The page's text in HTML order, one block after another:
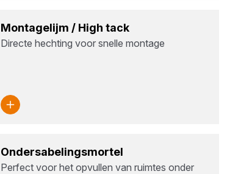
Mon­ta­ge­lijm / High tack
Directe hechting voor snelle montage
Onders­a­be­lings­mor­tel
Perfect voor het opvullen van ruimtes onder